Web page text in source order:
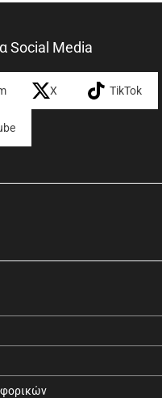
Social Media
X TikTok